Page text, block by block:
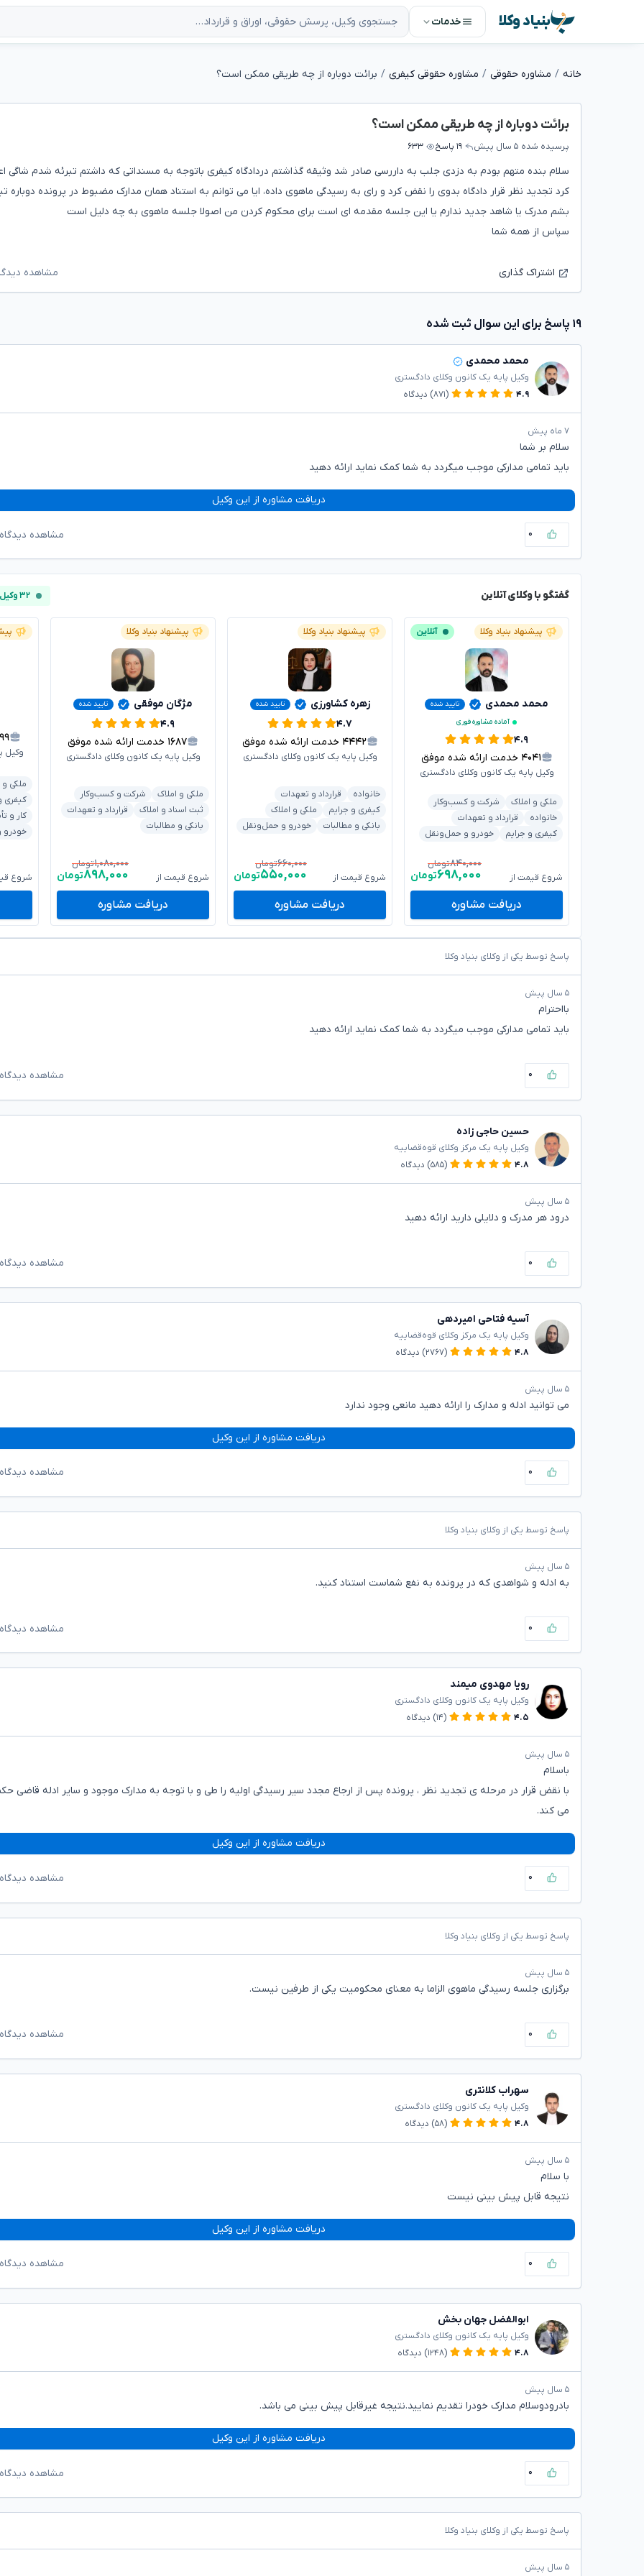
بنیاد وکلا خدمات
خانه مشاوره حقوقی مشاوره حقوقی کیفری برائت دوباره از چه طریقی ممکن است؟
برائت دوباره از چه طریقی ممکن است؟
پرسیده شده ۵ سال پیش ۱۹ پاسخ ۶۳۳
سلام بنده متهم بودم به دزدی جلب به داررسی صادر شد وثیقه گذاشتم دردادگاه کیفری باتوجه به مسنداتی که داشتم تبرئه شدم شاگی
کرد تجدید نظر قرار دادگاه بدوی را نقض کرد و رای به رسیدگی ماهوی داده، ایا می توانم به استناد همان مدارک مضبوط در پرونده دوباره
بشم مدرک یا شاهد جدید ندارم یا این جلسه مقدمه ای است برای محکوم کردن من اصولا جلسه ماهوی به چه دلیل است
سپاس از همه شما
اشتراک گذاری مشاهده
۱۹ پاسخ برای این سوال ثبت شده
محمد محمدی
وکیل پایه یک کانون وکلای دادگستری
۴.۹
(۸۷۱) دیدگاه
۷ ماه پیش
سلام بر شما
باید تمامی مدارکی موجب میگردد به شما کمک نماید ارائه دهید
دریافت مشاوره از این وکیل
۰ مشاهده
گفتگو با وکلای آنلاین ۳۲ وکیل آنلاین
پیشنهاد بنیاد وکلا آنلاین
محمد محمدی
تایید شده
آماده مشاوره فوری
۴.۹
۴۰۴۱ خدمت ارائه شده موفق
وکیل پایه یک کانون وکلای دادگستری
ملکی و املاک
شرکت و کسب‌وکار
خانواده
قرارداد و تعهدات
کیفری و جرایم
خودرو و حمل‌ونقل
شروع قیمت از
۸۴۰,۰۰۰تومان
۶۹۸,۰۰۰تومان
دریافت مشاوره
پیشنهاد بنیاد وکلا
زهره کشاورزی تایید شده
۴.۷
۴۴۴۲ خدمت ارائه شده موفق
وکیل پایه یک کانون وکلای دادگستری
خانواده
قرارداد و تعهدات
کیفری و جرایم
ملکی و املاک
بانکی و مطالبات
خودرو و حمل‌ونقل
شروع قیمت از
۶۶۰,۰۰۰تومان
۵۵۰,۰۰۰تومان
دریافت مشاوره
پیشنهاد بنیاد وکلا
مژگان موفقی تایید شده
۴.۹
۱۶۸۷ خدمت ارائه شده موفق
وکیل پایه یک کانون وکلای دادگستری
ملکی و املاک
شرکت و کسب‌وکار
ثبت اسناد و املاک
قرارداد و تعهدات
بانکی و مطالبات
شروع قیمت از
۱,۰۸۰,۰۰۰تومان
۸۹۸,۰۰۰تومان
دریافت مشاوره
وکیل
ملکی و
کیفری
کار و
خودرو
شروع
پاسخ توسط یکی از وکلای بنیاد وکلا
۵ سال پیش
بااحترام
باید تمامی مدارکی موجب میگردد به شما کمک نماید ارائه دهید
۰ مشاهده
حسین حاجی زاده
وکیل پایه یک مرکز وکلای قوه‌قضاییه
۴.۸
(۵۸۵) دیدگاه
۵ سال پیش
درود هر مدرک و دلایلی دارید ارائه دهید
۰ مشاهده
آسیه فتاحی امیردهی
وکیل پایه یک مرکز وکلای قوه‌قضاییه
۴.۸
(۲۷۶۷) دیدگاه
۵ سال پیش
می توانید ادله و مدارک را ارائه دهید مانعی وجود ندارد
دریافت مشاوره از این وکیل
۰ مشاهده
پاسخ توسط یکی از وکلای بنیاد وکلا
۵ سال پیش
به ادله و شواهدی که در پرونده به نفع شماست استناد کنید.
۰ مشاهده
رویا مهدوی میمند
وکیل پایه یک کانون وکلای دادگستری
۴.۵
(۱۴) دیدگاه
۵ سال پیش
باسلام
با نقض قرار در مرحله ی تجدید نظر ، پرونده پس از ارجاع مجدد سیر رسیدگی اولیه را طی و با توجه به مدارک موجود و سایر ادله قاضی
می کند.
دریافت مشاوره از این وکیل
۰ مشاهده
پاسخ توسط یکی از وکلای بنیاد وکلا
۵ سال پیش
برگزاری جلسه رسیدگی ماهوی الزاما به معنای محکومیت یکی از طرفین نیست.
۰ مشاهده
سهراب کلانتری
وکیل پایه یک کانون وکلای دادگستری
۴.۸
(۵۸) دیدگاه
۵ سال پیش
با سلام
نتیجه قابل پیش بینی نیست
دریافت مشاوره از این وکیل
۰ مشاهده
ابوالفضل جهان بخش
وکیل پایه یک کانون وکلای دادگستری
۴.۸
(۱۲۴۸) دیدگاه
۵ سال پیش
بادرودوسلام مدارک خودرا تقدیم نمایید.نتیجه غیرقابل پیش بینی می باشد.
دریافت مشاوره از این وکیل
۰ مشاهده
پاسخ توسط یکی از وکلای بنیاد وکلا
۵ سال پیش